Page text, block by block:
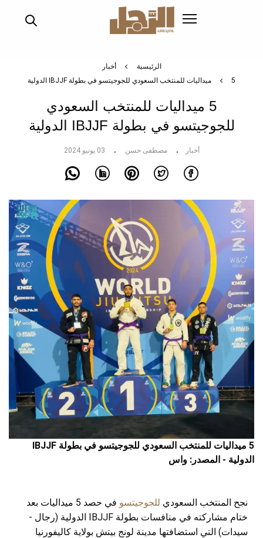
الرئيسية
أخبار
5 ميداليات للمنتخب السعودي للجوجيتسو في بطولة IBJJF الدولية
5 ميداليات للمنتخب السعودي
للجوجيتسو في بطولة IBJJF الدولية
أخبار مصطفى حسن 03 يونيو 2024
5 ميداليات للمنتخب السعودي للجوجيتسو في بطولة IBJJF
الدولية - المصدر: واس
نجح المنتخب السعودي للجوجيتسو
في حصد 5 ميداليات بعد
ختام مشاركته في منافسات بطولة IBJJF الدولية (رجال -
سيدات) التي استضافتها مدينة لونج بيتش بولاية كاليفورنيا